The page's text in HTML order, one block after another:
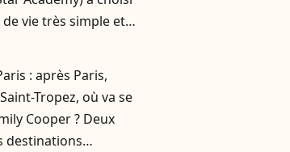
vie très simple et
: après Paris,
Tropez, où va se
Cooper ? Deux
destinations